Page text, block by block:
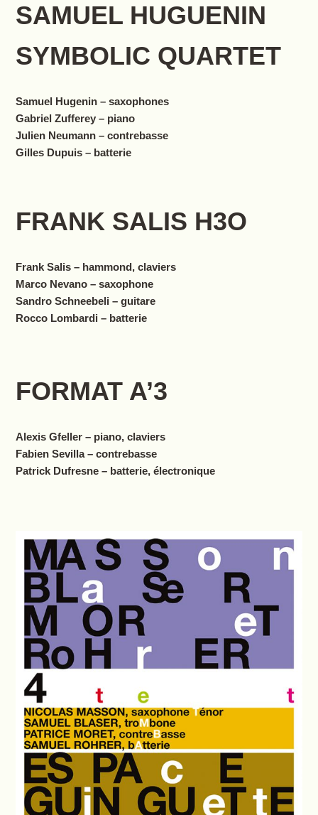
SAMUEL HUGUENIN
SYMBOLIC QUARTET
Samuel Hugenin – saxophones
Gabriel Zufferey – piano
Julien Neumann – contrebasse
Gilles Dupuis – batterie
FRANK SALIS H3O
Frank Salis – hammond, claviers
Marco Nevano – saxophone
Sandro Schneebeli – guitare
Rocco Lombardi – batterie
FORMAT A’3
Alexis Gfeller – piano, claviers
Fabien Sevilla – contrebasse
Patrick Dufresne – batterie, électronique